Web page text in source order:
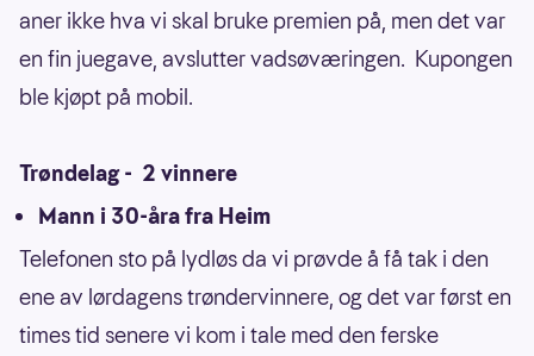
aner ikke hva vi skal bruke premien på, men det var
en fin juegave, avslutter vadsøværingen. Kupongen
ble kjøpt på mobil.
Trøndelag - 2 vinnere
Mann i 30-åra fra Heim
Telefonen sto på lydløs da vi prøvde å få tak i den
ene av lørdagens trøndervinnere, og det var først en
times tid senere vi kom i tale med den ferske